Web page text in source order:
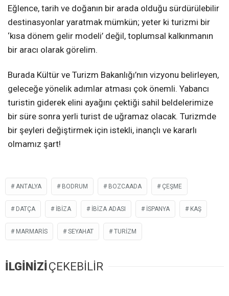
Eğlence, tarih ve doğanın bir arada olduğu sürdürülebilir
destinasyonlar yaratmak mümkün; yeter ki turizmi bir
‘kısa dönem gelir modeli’ değil, toplumsal kalkınmanın
bir aracı olarak görelim.
Burada Kültür ve Turizm Bakanlığı’nın vizyonu belirleyen,
geleceğe yönelik adımlar atması çok önemli. Yabancı
turistin giderek elini ayağını çektiği sahil beldelerimize
bir süre sonra yerli turist de uğramaz olacak. Turizmde
bir şeyleri değiştirmek için istekli, inançlı ve kararlı
olmamız şart!
ANTALYA BODRUM BOZCAADA ÇEŞME
DATÇA İBIZA İBIZA ADASI ISPANYA KAŞ
MARMARIS SEYAHAT TURIZM
İLGİNİZİÇEKEBİLİR